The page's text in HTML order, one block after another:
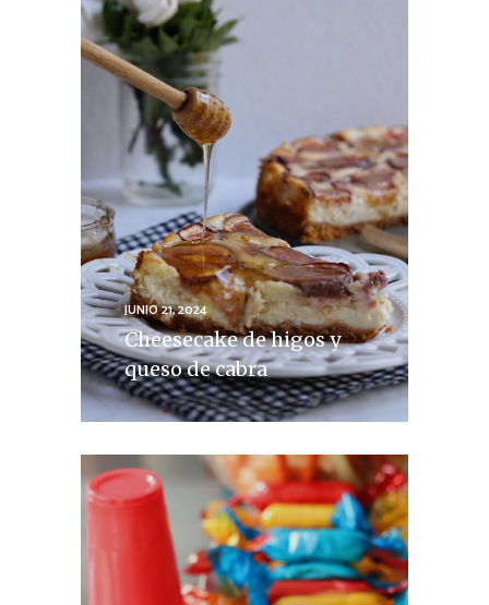
JUNIO 21, 2024
Cheesecake de higos y
queso de cabra